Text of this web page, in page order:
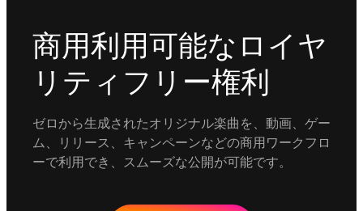
商用利用可能なロイヤ
リティフリー権利
ゼロから生成されたオリジナル楽曲を、動画、ゲー
ム、リリース、キャンペーンなどの商用ワークフロ
ーで利用でき、スムーズな公開が可能です。